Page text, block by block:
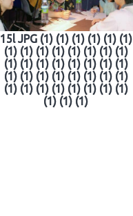
15l JPG (1) (1) (1) (1) (1) (1)
(1) (1) (1) (1) (1) (1) (1) (1)
(1) (1) (1) (1) (1) (1) (1) (1)
(1) (1) (1) (1) (1) (1) (1) (1)
(1) (1) (1) (1) (1) (1) (1) (1)
(1) (1) (1)